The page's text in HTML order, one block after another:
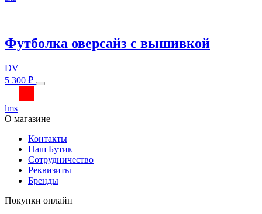
выбрать
на
Футболка оверсайз с вышивкой
DV
5 300 ₽
товар
вариаций.
можно
выбрать
на
странице
товара.
lms
О магазине
Контакты
Наш Бутик
Сотрудничество
Реквизиты
Бренды
Покупки онлайн